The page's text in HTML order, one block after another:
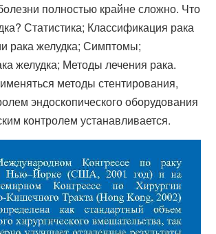
полностью крайне сложно. Что
Статистика; Классификация рака
рака желудка; Симптомы;
желудка; Методы лечения рака.
методы стентирования,
эндоскопического оборудования
контролем устанавливается.